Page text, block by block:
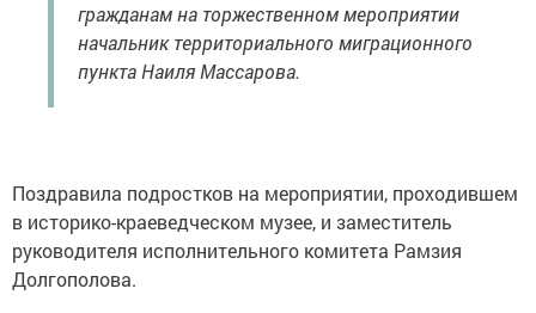
гражданам на торжественном мероприятии
начальник территориального миграционного
пункта Наиля Массарова.
Поздравила подростков на мероприятии, проходившем
в историко-краеведческом музее, и заместитель
руководителя исполнительного комитета Рамзия
Долгополова.